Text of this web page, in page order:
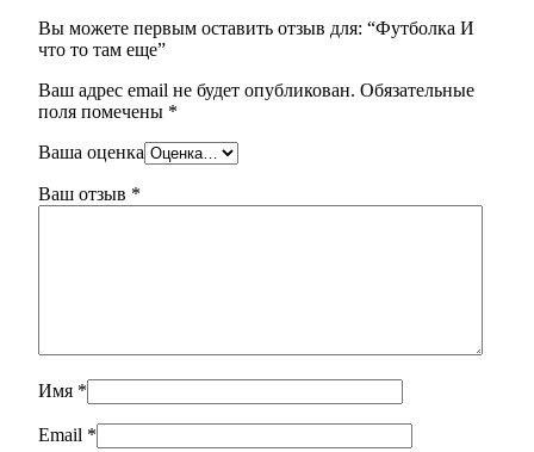
Вы можете первым оставить отзыв для: “Футболка И
что то там еще”
Ваш адрес email не будет опубликован. Обязательные
поля помечены *
Ваша оценка
Ваш отзыв *
Имя *
Email *